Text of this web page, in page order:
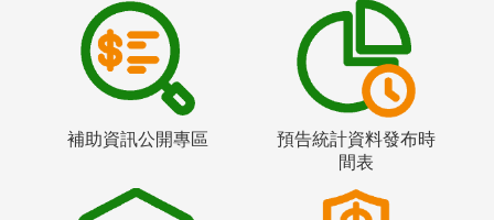
補助資訊公開專區
預告統計資料發布時
間表